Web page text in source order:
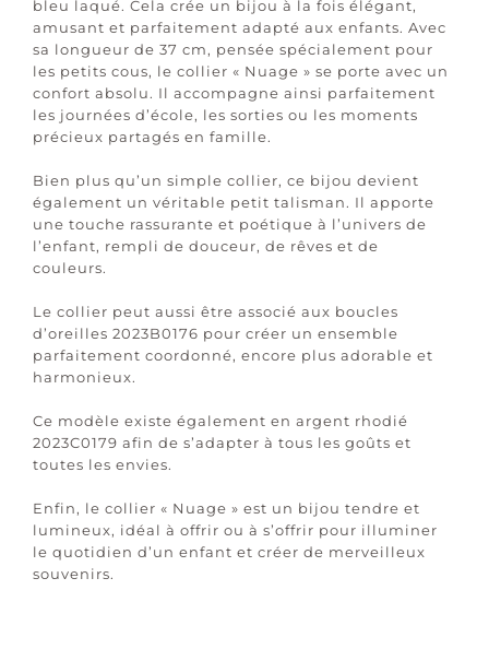
bleu laqué. Cela crée un bijou à la fois élégant,
amusant et parfaitement adapté aux enfants. Avec
sa longueur de 37 cm, pensée spécialement pour
les petits cous, le collier « Nuage » se porte avec un
confort absolu. Il accompagne ainsi parfaitement
les journées d’école, les sorties ou les moments
précieux partagés en famille.
Bien plus qu’un simple collier, ce bijou devient
également un véritable petit talisman. Il apporte
une touche rassurante et poétique à l’univers de
l’enfant, rempli de douceur, de rêves et de
couleurs.
Le collier peut aussi être associé aux boucles
d’oreilles 2023B0176 pour créer un ensemble
parfaitement coordonné, encore plus adorable et
harmonieux.
Ce modèle existe également en argent rhodié
2023C0179 afin de s’adapter à tous les goûts et
toutes les envies.
Enfin, le collier « Nuage » est un bijou tendre et
lumineux, idéal à offrir ou à s’offrir pour illuminer
le quotidien d’un enfant et créer de merveilleux
souvenirs.